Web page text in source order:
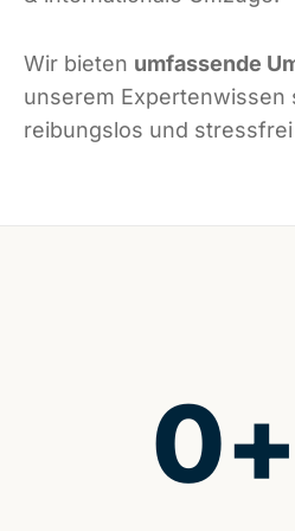
Wir bieten umfassende
unserem Expertenwissen
reibungslos und
0+